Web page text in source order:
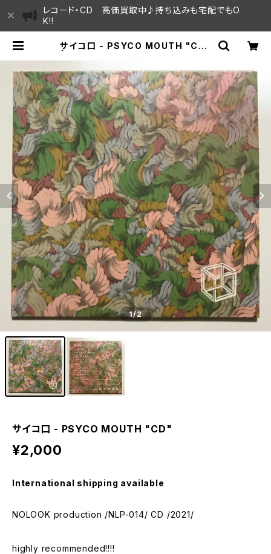
レコード・CD 高価買取中♪持ち込みも宅配でもO
K!!
サイコ口 - PSYCO MOUTH "CD"
1/2
サイコ口 - PSYCO MOUTH "CD"
¥2,000
International shipping available
NOLOOK production /NLP-014/ CD /2021/
highly recommended!!!!